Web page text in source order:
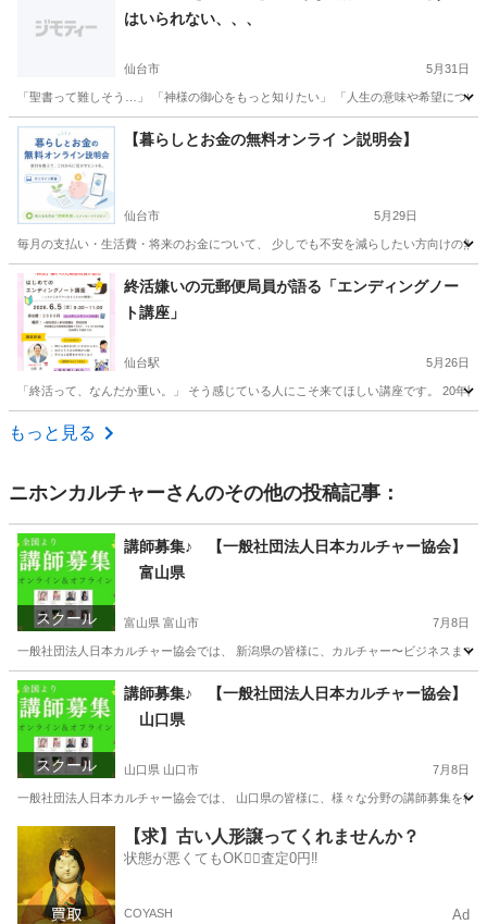
はいられない、、、
仙台市 5月31日
「聖書って難しそう…」 「神様の御心をもっと知りたい」 「人生の意味や希望につ
宮城 仙台市 その他 聖書
【暮らしとお金の無料オンライ ン説明会】
仙台市 5月29日
毎月の支払い・生活費・将来のお金について、 少しでも不安を減らしたい方向けの
宮城 仙台市 その他 お金
終活嫌いの元郵便局員が語る「エンディングノー
ト講座」
仙台駅 5月26日
「終活って、なんだか重い。」 そう感じている人にこそ来てほしい講座です。 20年
宮城 仙台市
もっと見る
ニホンカルチャーさんのその他の投稿記事：
スクール
講師募集♪ 【一般社団法人日本カルチャー協会】
富山県
富山県 富山市 7月8日
一般社団法人日本カルチャー協会では、 新潟県の皆様に、カルチャー〜ビジネスま
富山 富山市 ものづくり
スクール
講師募集♪ 【一般社団法人日本カルチャー協会】
山口県
山口県 山口市 7月8日
一般社団法人日本カルチャー協会では、 山口県の皆様に、様々な分野の講師募集を
資格
【求】古い人形譲ってくれませんか？
状態が悪くてもOK🙆‍♀️査定0円‼️
COYASH Ad